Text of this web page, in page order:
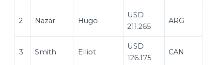
2 Nazar Hugo
USD
211.265
ARG
3 Smith Elliot
USD
126.175
CAN